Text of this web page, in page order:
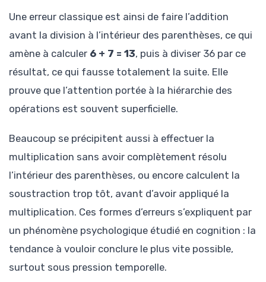
Une erreur classique est ainsi de faire l’addition
avant la division à l’intérieur des parenthèses, ce qui
amène à calculer 6 + 7 = 13, puis à diviser 36 par ce
résultat, ce qui fausse totalement la suite. Elle
prouve que l’attention portée à la hiérarchie des
opérations est souvent superficielle.
Beaucoup se précipitent aussi à effectuer la
multiplication sans avoir complètement résolu
l’intérieur des parenthèses, ou encore calculent la
soustraction trop tôt, avant d’avoir appliqué la
multiplication. Ces formes d’erreurs s’expliquent par
un phénomène psychologique étudié en cognition : la
tendance à vouloir conclure le plus vite possible,
surtout sous pression temporelle.